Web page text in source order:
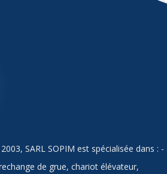
SARL SOPIM est spécialisée dans : -
de grue, chariot élévateur,